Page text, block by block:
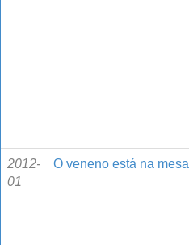
2012-
01
O veneno está na mesa